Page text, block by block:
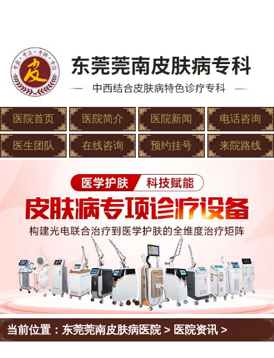
医院首页 医院简介 医院新闻 电话咨询
医生团队 在线咨询 预约挂号 来院路线
当前位置：东莞莞南皮肤病医院> 医院资讯 >